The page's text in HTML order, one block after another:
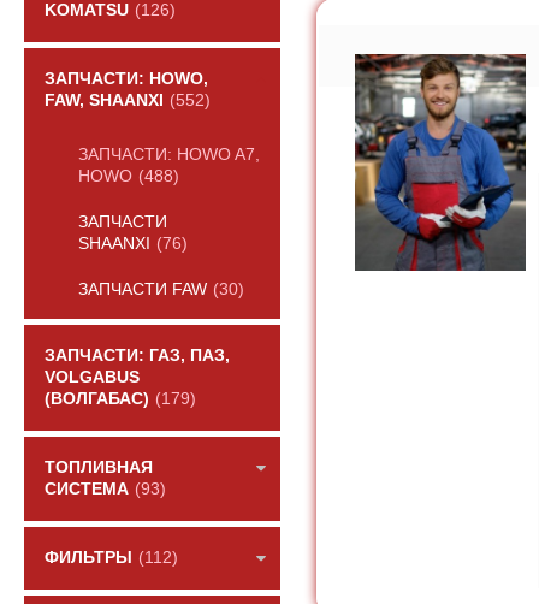
KOMATSU (126)
ЗАПЧАСТИ: HOWO,
FAW, SHAANXI
(552)
ЗАПЧАСТИ: HOWO A7,
HOWO (488)
ЗАПЧАСТИ
SHAANXI
(76)
ЗАПЧАСТИ FAW (30)
ЗАПЧАСТИ: ГАЗ, ПАЗ,
VOLGABUS
(ВОЛГАБАС) (179)
ТОПЛИВНАЯ
СИСТЕМА (93)
ФИЛЬТРЫ (112)